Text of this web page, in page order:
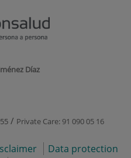
Díaz
/ Private Care: 91 090 05 16
Data protection